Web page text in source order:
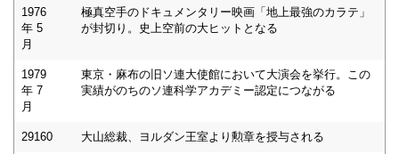
1976
年 5
月
極真空手のドキュメンタリー映画「地上最強のカラテ」
が封切り。史上空前の大ヒットとなる
1979
年 7
月
東京・麻布の旧ソ連大使館において大演会を挙行。この
実績がのちのソ連科学アカデミー認定につながる
29160 大山総裁、ヨルダン王室より勲章を授与される